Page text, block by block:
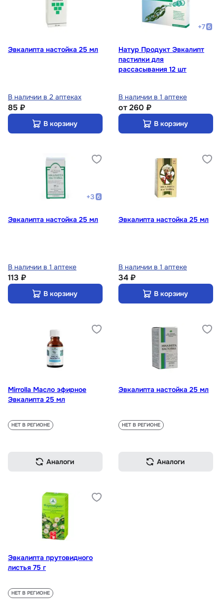
Эвкалипта настойка 25 мл
В наличии в 2 аптеках
85 ₽
В корзину
+7
Натур Продукт Эвкалипт
пастилки для
рассасывания 12 шт
В наличии в 1 аптеке
от260 ₽
В корзину
+3
Эвкалипта настойка 25 мл
В наличии в 1 аптеке
113 ₽
В корзину
Эвкалипта настойка 25 мл
В наличии в 1 аптеке
34 ₽
В корзину
Mirrolla Масло эфирное
Эвкалипта 25 мл
НЕТ В РЕГИОНЕ
Аналоги
Эвкалипта настойка 25 мл
НЕТ В РЕГИОНЕ
Аналоги
Эвкалипта прутовидного
листья 75 г
НЕТ В РЕГИОНЕ